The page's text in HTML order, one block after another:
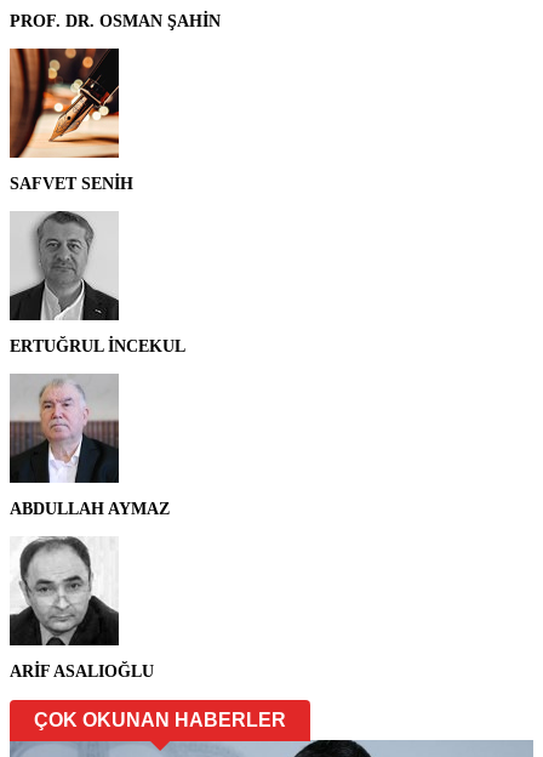
PROF. DR. OSMAN ŞAHİN
SAFVET SENİH
ERTUĞRUL İNCEKUL
ABDULLAH AYMAZ
ARİF ASALIOĞLU
ÇOK OKUNAN HABERLER